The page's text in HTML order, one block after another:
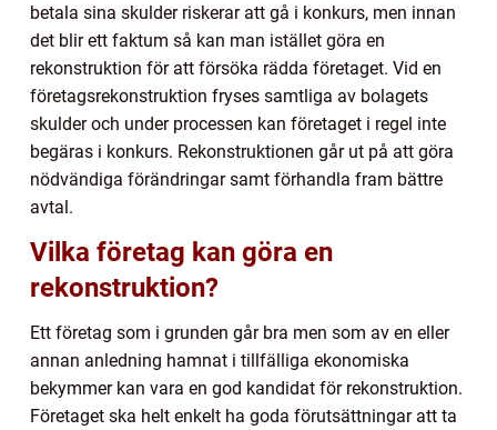
betala sina skulder riskerar att gå i konkurs, men innan
det blir ett faktum så kan man istället göra en
rekonstruktion för att försöka rädda företaget. Vid en
företagsrekonstruktion fryses samtliga av bolagets
skulder och under processen kan företaget i regel inte
begäras i konkurs. Rekonstruktionen går ut på att göra
nödvändiga förändringar samt förhandla fram bättre
avtal.
Vilka företag kan göra en
rekonstruktion?
Ett företag som i grunden går bra men som av en eller
annan anledning hamnat i tillfälliga ekonomiska
bekymmer kan vara en god kandidat för rekonstruktion.
Företaget ska helt enkelt ha goda förutsättningar att ta